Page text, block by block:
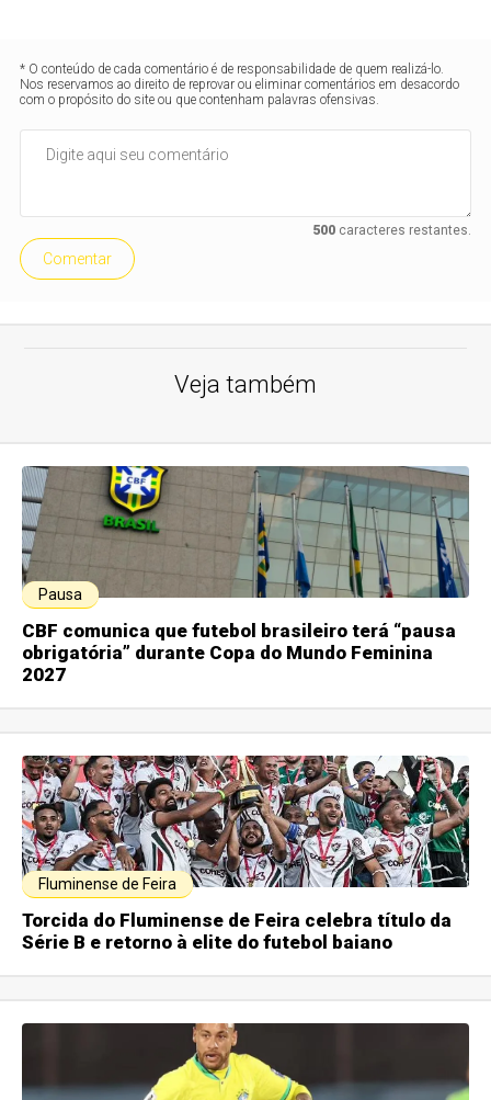
* O conteúdo de cada comentário é de responsabilidade de quem realizá-lo.
Nos reservamos ao direito de reprovar ou eliminar comentários em desacordo
com o propósito do site ou que contenham palavras ofensivas.
500caracteres restantes.
Comentar
Veja também
Pausa
CBF comunica que futebol brasileiro terá “pausa
obrigatória” durante Copa do Mundo Feminina
2027
Fluminense de Feira
Torcida do Fluminense de Feira celebra título da
Série B e retorno à elite do futebol baiano